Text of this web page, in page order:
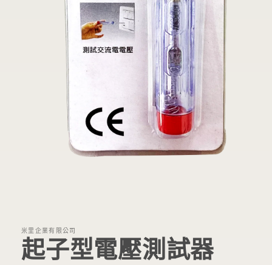
窗
中
開
米里企業有限公司
起子型電壓測試器